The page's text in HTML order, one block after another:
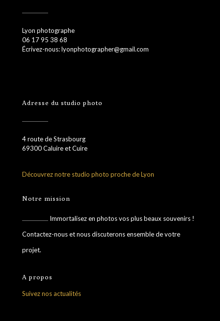
Lyon photographe
06 17 95 38 68
Écrivez-nous: lyonphotographer@gmail.com
Adresse du studio photo
4 route de Strasbourg
69300 Caluire et Cuire
Découvrez notre studio photo proche de Lyon
Notre mission
Immortalisez en photos vos plus beaux souvenirs !
Contactez-nous et nous discuterons ensemble de votre
projet.
A propos
Suivez nos actualités